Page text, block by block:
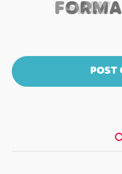
POST
POST